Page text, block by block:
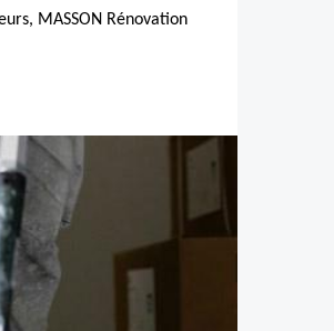
MASSON Rénovation